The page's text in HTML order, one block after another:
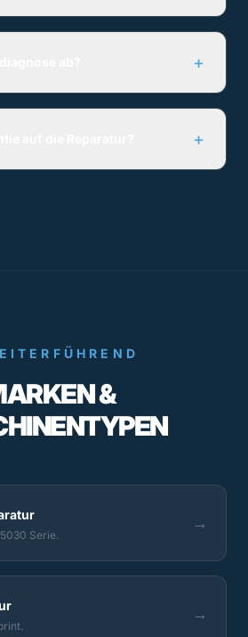
+
+
&
Serie.
→
→